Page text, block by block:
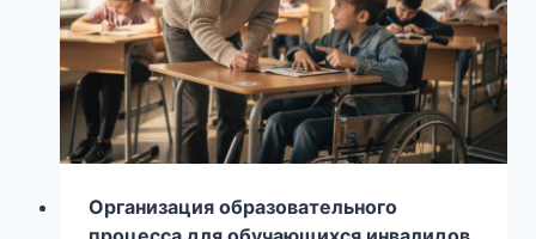
Организация образовательного